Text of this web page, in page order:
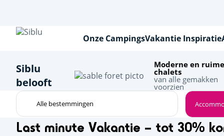
naar
Onze CampingsVakantie Inspiratie
Siblu
belooft
Moderne en ruime
chalets
van alle gemakken
voorzien
Last minute Vakantie – tot 30%